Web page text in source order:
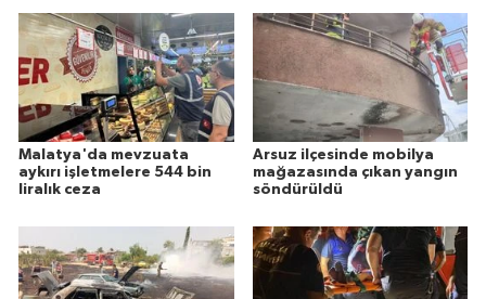
Malatya'da mevzuata
aykırı işletmelere 544 bin
liralık ceza
Arsuz ilçesinde mobilya
mağazasında çıkan yangın
söndürüldü